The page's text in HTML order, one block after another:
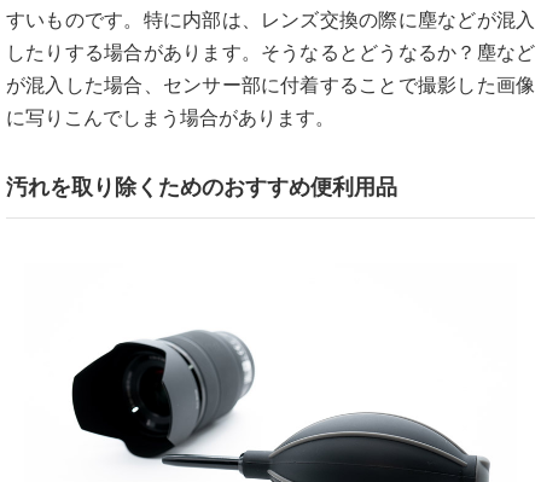
すいものです。特に内部は、レンズ交換の際に塵などが混入
したりする場合があります。そうなるとどうなるか？塵など
が混入した場合、センサー部に付着することで撮影した画像
に写りこんでしまう場合があります。
汚れを取り除くためのおすすめ便利用品